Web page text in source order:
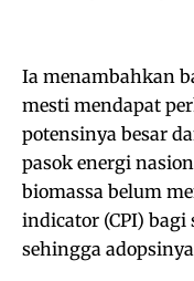
‎Ia menambahkan
mesti mendapat
potensinya besar
pasok energi
biomassa belum
indicator (CPI) bagi
sehingga